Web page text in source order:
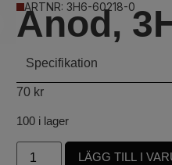
ARTNR: 3H6-60218-0
Anod,
Specifikation
70 kr
100 i lager
LÄGG TILL I